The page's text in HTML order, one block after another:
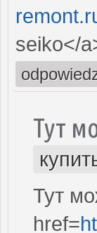
seiko</
Тут
Тут
href=